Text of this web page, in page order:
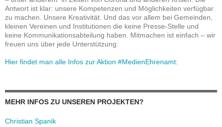
Antwort ist klar: unsere Kompetenzen und Möglichkeiten verfügbar
zu machen. Unsere Kreativität. Und das vor allem bei Gemeinden,
kleinen Vereinen und Institutionen die keine Presse-Stelle und
keine Kommunikationsabteilung haben. Mitmachen ist einfach – wir
freuen uns über jede Unterstützung:
Hier findet man alle Infos zur Aktion #MedienEhrenamt:
MEHR INFOS ZU UNSEREN PROJEKTEN?
Christian Spanik